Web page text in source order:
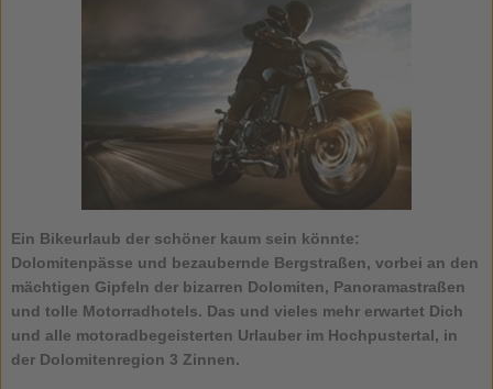
Ein Bikeurlaub der schöner kaum sein könnte:
Dolomitenpässe und bezaubernde Bergstraßen, vorbei an den
mächtigen Gipfeln der bizarren Dolomiten, Panoramastraßen
und tolle Motorradhotels. Das und vieles mehr erwartet Dich
und alle motoradbegeisterten Urlauber im Hochpustertal, in
der Dolomitenregion 3 Zinnen.